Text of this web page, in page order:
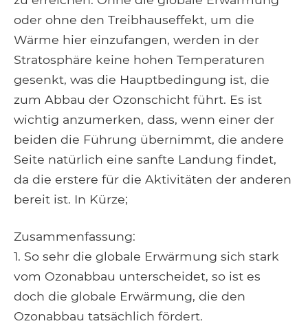
oder ohne den Treibhauseffekt, um die
Wärme hier einzufangen, werden in der
Stratosphäre keine hohen Temperaturen
gesenkt, was die Hauptbedingung ist, die
zum Abbau der Ozonschicht führt. Es ist
wichtig anzumerken, dass, wenn einer der
beiden die Führung übernimmt, die andere
Seite natürlich eine sanfte Landung findet,
da die erstere für die Aktivitäten der anderen
bereit ist. In Kürze;
Zusammenfassung:
1. So sehr die globale Erwärmung sich stark
vom Ozonabbau unterscheidet, so ist es
doch die globale Erwärmung, die den
Ozonabbau tatsächlich fördert.